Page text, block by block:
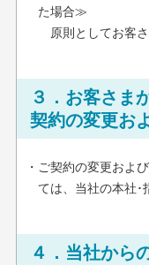
た場合≫
原則としてお客
３．お客さま
契約の変更お
・ご契約の変更およ
ては、当社の本社･
４．当社から